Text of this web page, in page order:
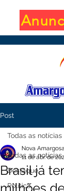
Post
Todas as notícias
Destaque
Política
Todas as notícias
Brasil já
milhões
Nova
11 de abr. de